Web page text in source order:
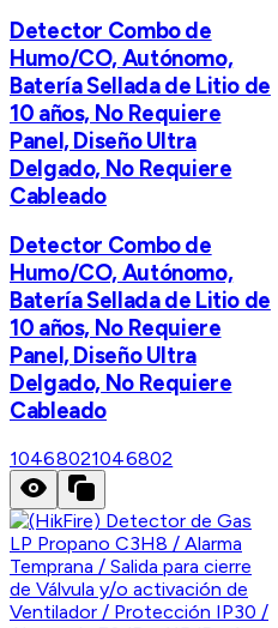
Detector Combo de
Humo/CO, Autónomo,
Batería Sellada de Litio de
10 años, No Requiere
Panel, Diseño Ultra
Delgado, No Requiere
Cableado
Detector Combo de
Humo/CO, Autónomo,
Batería Sellada de Litio de
10 años, No Requiere
Panel, Diseño Ultra
Delgado, No Requiere
Cableado
10468021046802